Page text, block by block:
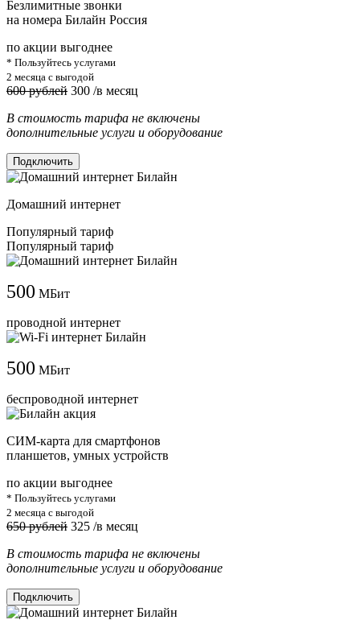
Безлимитные звонки
на номера Билайн Россия
по акции выгоднее
* Пользуйтесь услугами
2 месяца с выгодой
600 рублей 300 /в месяц
В стоимость тарифа не включены
дополнительные услуги и оборудование
Подключить
Домашний интернет
Популярный тариф
Популярный тариф
500 МБит
проводной интернет
500 МБит
беспроводной интернет
СИМ-карта для смартфонов
планшетов, умных устройств
по акции выгоднее
* Пользуйтесь услугами
2 месяца с выгодой
650 рублей 325 /в месяц
В стоимость тарифа не включены
дополнительные услуги и оборудование
Подключить